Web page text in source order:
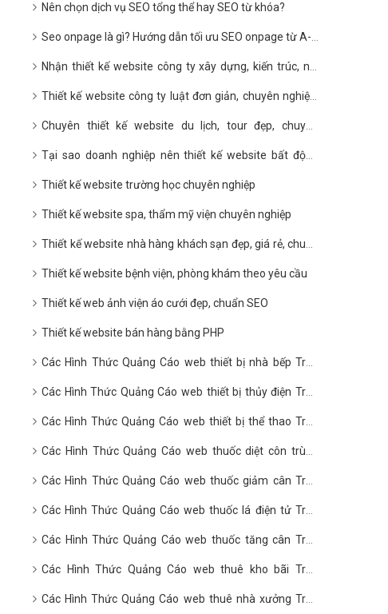
Nên chọn dịch vụ SEO tổng thể hay SEO từ khóa?
Seo onpage là gì? Hướng dẫn tối ưu SEO onpage từ A-Z
2020
Nhận thiết kế website công ty xây dựng, kiến trúc, nội
thất giá rẻ
Thiết kế website công ty luật đơn giản, chuyên nghiệp,
giá rẻ
Chuyên thiết kế website du lịch, tour đẹp, chuyên
nghiệp, giá rẻ
Tại sao doanh nghiệp nên thiết kế website bất động
sản?
Thiết kế website trường học chuyên nghiệp
Thiết kế website spa, thẩm mỹ viện chuyên nghiệp
Thiết kế website nhà hàng khách sạn đẹp, giá rẻ, chuẩn
SEO
Thiết kế website bệnh viện, phòng khám theo yêu cầu
Thiết kế web ảnh viện áo cưới đẹp, chuẩn SEO
Thiết kế website bán hàng bằng PHP
Các Hình Thức Quảng Cáo web thiết bị nhà bếp Trên
Google?
Các Hình Thức Quảng Cáo web thiết bị thủy điện Trên
Google?
Các Hình Thức Quảng Cáo web thiết bị thể thao Trên
Google?
Các Hình Thức Quảng Cáo web thuốc diệt côn trùng
Trên Google?
Các Hình Thức Quảng Cáo web thuốc giảm cân Trên
Google?
Các Hình Thức Quảng Cáo web thuốc lá điện tử Trên
Google?
Các Hình Thức Quảng Cáo web thuốc tăng cân Trên
Google?
Các Hình Thức Quảng Cáo web thuê kho bãi Trên
Google?
Các Hình Thức Quảng Cáo web thuê nhà xưởng Trên